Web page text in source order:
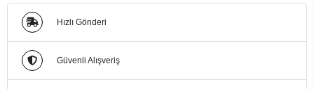
Hızlı Gönderi
Güvenli Alışveriş